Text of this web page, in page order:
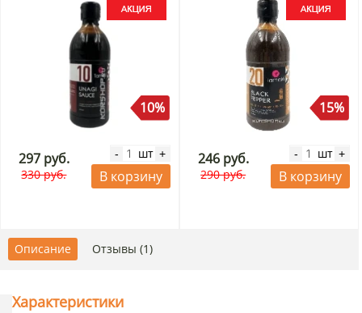
10%
297 руб.
330 руб.
- шт +
В корзину
15%
246 руб.
290 руб.
- шт +
В корзину
Описание Отзывы (1)
Характеристики